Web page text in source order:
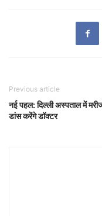
Previous article
नई पहल: दिल्ली अस्पताल में
डांस करेंगे डॉक्टर